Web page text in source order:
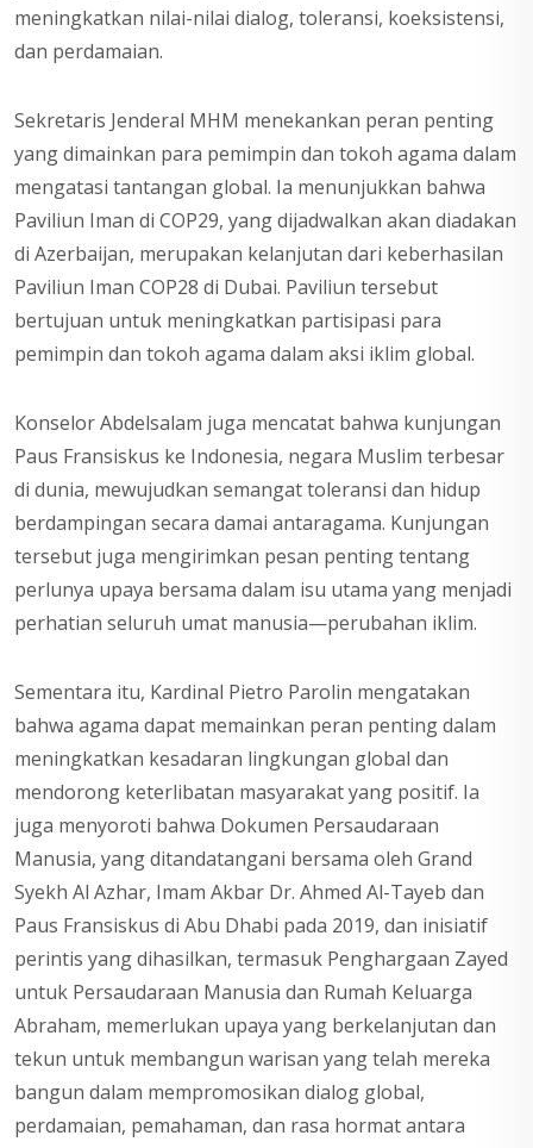
meningkatkan nilai-nilai dialog, toleransi, koeksistensi,
dan perdamaian.
Sekretaris Jenderal MHM menekankan peran penting
yang dimainkan para pemimpin dan tokoh agama dalam
mengatasi tantangan global. Ia menunjukkan bahwa
Paviliun Iman di COP29, yang dijadwalkan akan diadakan
di Azerbaijan, merupakan kelanjutan dari keberhasilan
Paviliun Iman COP28 di Dubai. Paviliun tersebut
bertujuan untuk meningkatkan partisipasi para
pemimpin dan tokoh agama dalam aksi iklim global.
Konselor Abdelsalam juga mencatat bahwa kunjungan
Paus Fransiskus ke Indonesia, negara Muslim terbesar
di dunia, mewujudkan semangat toleransi dan hidup
berdampingan secara damai antaragama. Kunjungan
tersebut juga mengirimkan pesan penting tentang
perlunya upaya bersama dalam isu utama yang menjadi
perhatian seluruh umat manusia—perubahan iklim.
Sementara itu, Kardinal Pietro Parolin mengatakan
bahwa agama dapat memainkan peran penting dalam
meningkatkan kesadaran lingkungan global dan
mendorong keterlibatan masyarakat yang positif. Ia
juga menyoroti bahwa Dokumen Persaudaraan
Manusia, yang ditandatangani bersama oleh Grand
Syekh Al Azhar, Imam Akbar Dr. Ahmed Al-Tayeb dan
Paus Fransiskus di Abu Dhabi pada 2019, dan inisiatif
perintis yang dihasilkan, termasuk Penghargaan Zayed
untuk Persaudaraan Manusia dan Rumah Keluarga
Abraham, memerlukan upaya yang berkelanjutan dan
tekun untuk membangun warisan yang telah mereka
bangun dalam mempromosikan dialog global,
perdamaian, pemahaman, dan rasa hormat antara